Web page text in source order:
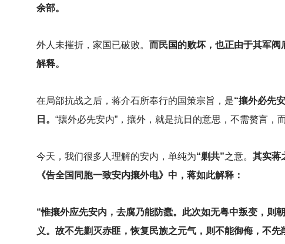
余部。
外人未摧折，家国已破败。 而民国的败坏，也正由于其军
解释。
在局部抗战之后，蒋介石所奉行的国策宗旨，是“攘外必先安
日。 “攘外必先安内”，攘外，就是抗日的意思，不需赘言，
今天，我们很多人理解的安内，单纯为“剿共”之意。 其实蒋
《告全国同胞一致安内攘外电》中，蒋如此解释：
“惟攘外应先安内，去腐乃能防蠹。此次如无粤中叛变，则
义。故不先剿灭赤匪，恢复民族之元气，则不能御侮，不